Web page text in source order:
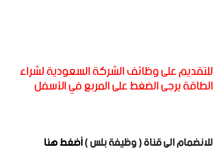
للتقديم على وظائف الشركة السعودية لشراء
الطاقة يرجى الضغط على المربع في الأسفل
للانضمام الى قناة ( وظيفة بلس )أضغط هنا